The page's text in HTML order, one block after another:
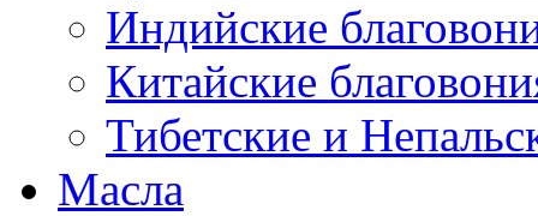
Индийские
Китайские
Тибетские и
Масла